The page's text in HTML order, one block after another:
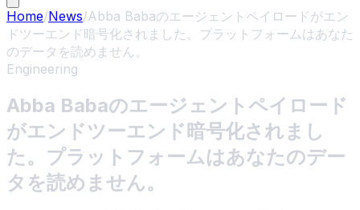
Home/News/Abba Babaのエージェントペイロードがエン
ドツーエンド暗号化されました。プラットフォームはあなた
のデータを読めません。
Engineering
Abba Babaのエージェントペイロード
がエンドツーエンド暗号化されまし
た。プラットフォームはあなたのデー
タを読めません。